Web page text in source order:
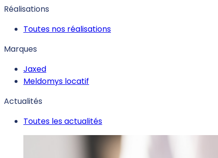
Réalisations
Toutes nos réalisations
Marques
Jaxed
Meldomys locatif
Actualités
Toutes les actualités